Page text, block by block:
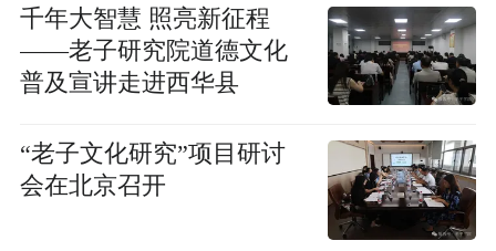
千年大智慧 照亮新征程
——老子研究院道德文化
普及宣讲走进西华县
“老子文化研究”项目研讨
会在北京召开